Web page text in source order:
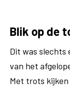
Blik op de
Dit was slechts
van het
Met trots